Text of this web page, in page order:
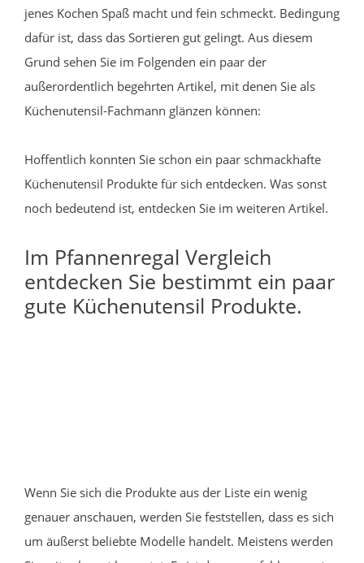
jenes Kochen Spaß macht und fein schmeckt. Bedingung
dafür ist, dass das Sortieren gut gelingt. Aus diesem
Grund sehen Sie im Folgenden ein paar der
außerordentlich begehrten Artikel, mit denen Sie als
Küchenutensil-Fachmann glänzen können:
Hoffentlich konnten Sie schon ein paar schmackhafte
Küchenutensil Produkte für sich entdecken. Was sonst
noch bedeutend ist, entdecken Sie im weiteren Artikel.
Im Pfannenregal Vergleich
entdecken Sie bestimmt ein paar
gute Küchenutensil Produkte.
Wenn Sie sich die Produkte aus der Liste ein wenig
genauer anschauen, werden Sie feststellen, dass es sich
um äußerst beliebte Modelle handelt. Meistens werden